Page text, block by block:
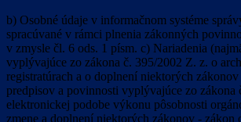
b) Osobné údaje v informačnom systéme
spracúvané v rámci plnenia zákonných
v zmysle čl. 6 ods. 1 písm. c) Nariadenia
vyplývajúce zo zákona č. 395/2002 Z. z. o
registratúrach a o doplnení niektorých
predpisov a povinnosti vyplývajúce zo zákona
elektronickej podobe výkonu pôsobnosti
zmene a doplnení niektorých zákonov - zákon